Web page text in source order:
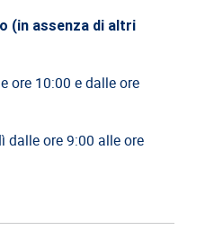
informazione-formazione
(in assenza di altri
ore 10:00 e dalle ore
dalle ore 9:00 alle ore